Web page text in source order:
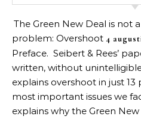
The Green New Deal is not
problem: Overshoot 4
Preface. Seibert & Rees’
written, without
explains overshoot in just 13
most important issues we
explains why the Green